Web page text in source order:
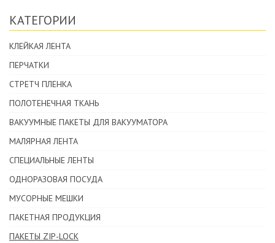
КАТЕГОРИИ
КЛЕЙКАЯ ЛЕНТА
ПЕРЧАТКИ
СТРЕТЧ ПЛЕНКА
ПОЛОТЕНЕЧНАЯ ТКАНЬ
ВАКУУМНЫЕ ПАКЕТЫ ДЛЯ ВАКУУМАТОРА
МАЛЯРНАЯ ЛЕНТА
CПЕЦИАЛЬНЫЕ ЛЕНТЫ
ОДНОРАЗОВАЯ ПОСУДА
МУСОРНЫЕ МЕШКИ
ПАКЕТНАЯ ПРОДУКЦИЯ
ПАКЕТЫ ZIP-LOCK